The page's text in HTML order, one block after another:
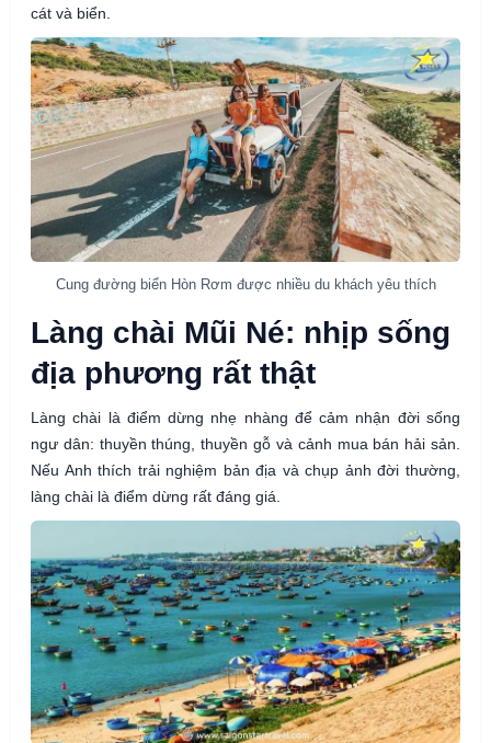
cát và biển.
Cung đường biển Hòn Rơm được nhiều du khách yêu thích
Làng chài Mũi Né: nhịp sống
địa phương rất thật
Làng chài là điểm dừng nhẹ nhàng để cảm nhận đời sống
ngư dân: thuyền thúng, thuyền gỗ và cảnh mua bán hải sản.
Nếu Anh thích trải nghiệm bản địa và chụp ảnh đời thường,
làng chài là điểm dừng rất đáng giá.